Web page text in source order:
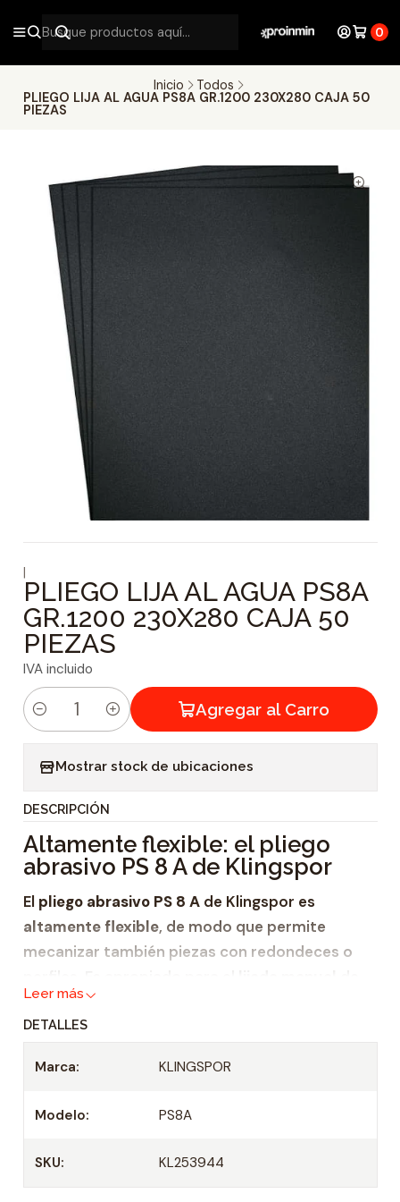
0
Inicio
Todos
PLIEGO LIJA AL AGUA PS8A GR.1200 230X280 CAJA 50
PIEZAS
|
PLIEGO LIJA AL AGUA PS8A
GR.1200 230X280 CAJA 50
PIEZAS
IVA incluido
C
i
d
a
d
Agregar al Carro
Mostrar stock de ubicaciones
DESCRIPCIÓN
Altamente flexible: el pliego
abrasivo PS 8 A de Klingspor
El pliego abrasivo PS 8 Ade Klingspor es
altamente flexible, de modo que permite
mecanizar también piezas con redondeces o
plástico,
laca, - pintura y -masilla.
lijado en húmedo y en seco. Está disponible,
Leer más
DETALLES
Marca: KLINGSPOR
Modelo: PS8A
SKU: KL253944